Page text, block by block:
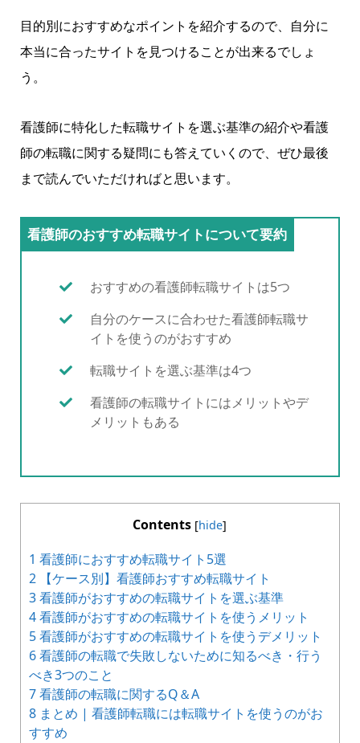
目的別におすすめなポイントを紹介するので、自分に
本当に合ったサイトを見つけることが出来るでしょ
う。
看護師に特化した転職サイトを選ぶ基準の紹介や看護
師の転職に関する疑問にも答えていくので、ぜひ最後
まで読んでいただければと思います。
看護師のおすすめ転職サイトについて要約
おすすめの看護師転職サイトは5つ
自分のケースに合わせた看護師転職サ
イトを使うのがおすすめ
転職サイトを選ぶ基準は4つ
看護師の転職サイトにはメリットやデ
メリットもある
Contents [hide]
1 看護師におすすめ転職サイト5選
2【ケース別】看護師おすすめ転職サイト
3看護師がおすすめの転職サイトを選ぶ基準
4看護師がおすすめの転職サイトを使うメリット
5看護師がおすすめの転職サイトを使うデメリット
6看護師の転職で失敗しないために知るべき・行う
べき3つのこと
7看護師の転職に関するQ＆A
8まとめ | 看護師転職には転職サイトを使うのがお
すすめ